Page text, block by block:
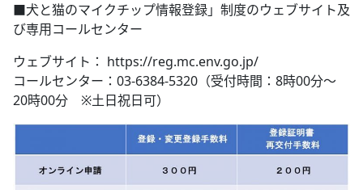
■犬と猫のマイクチップ情報登録」制度のウェブサイト及
び専用コールセンター
ウェブサイト： https://reg.mc.env.go.jp/
コールセンター：03-6384-5320（受付時間：8時00分～
20時00分 ※土日祝日可）